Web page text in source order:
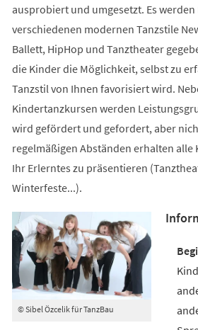
ausprobiert und umgesetzt. Es
verschiedenen modernen Tanzstile
Ballett, HipHop und Tanztheater
die Kinder die Möglichkeit, selbst zu
Tanzstil von Ihnen favorisiert wird.
Kindertanzkursen werden
wird gefördert und gefordert, aber
regelmäßigen Abständen erhalten alle
Ihr Erlerntes zu präsentieren
Winterfeste...).
© Sibel Özcelik für TanzBau